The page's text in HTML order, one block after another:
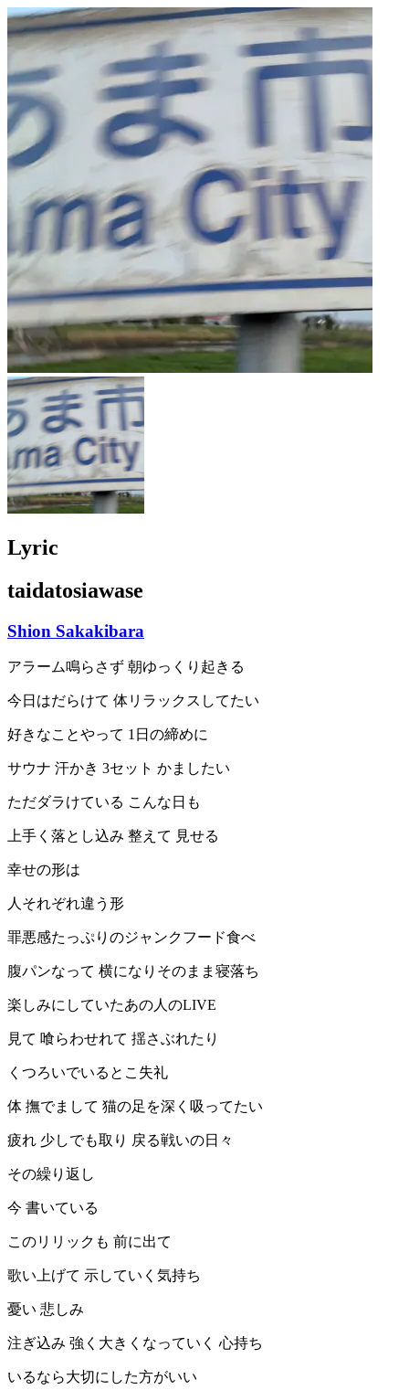
Lyric
taidatosiawase
Shion Sakakibara
アラーム鳴らさず 朝ゆっくり起きる
今日はだらけて 体リラックスしてたい
好きなことやって 1日の締めに
サウナ 汗かき 3セット かましたい
ただダラけている こんな日も
上手く落とし込み 整えて 見せる
幸せの形は
人それぞれ違う形
罪悪感たっぷりのジャンクフード食べ
腹パンなって 横になりそのまま寝落ち
楽しみにしていたあの人のLIVE
見て 喰らわせれて 揺さぶれたり
くつろいでいるとこ失礼
体 撫でまして 猫の足を深く吸ってたい
疲れ 少しでも取り 戻る戦いの日々
その繰り返し
今 書いている
このリリックも 前に出て
歌い上げて 示していく気持ち
憂い 悲しみ
注ぎ込み 強く大きくなっていく 心持ち
いるなら大切にした方がいい